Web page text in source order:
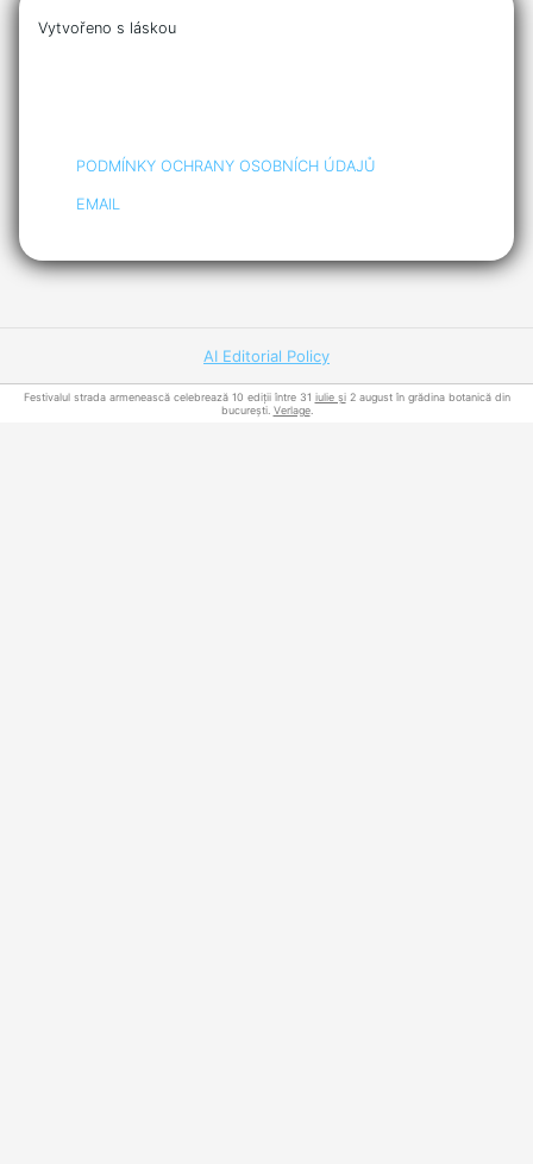
Vytvořeno s láskou
PODMÍNKY OCHRANY OSOBNÍCH ÚDAJŮ
EMAIL
AI Editorial Policy
Festivalul strada armenească celebrează 10 ediții între 31 iulie și2 august în grădina botanică din
bucurești. Verlage.